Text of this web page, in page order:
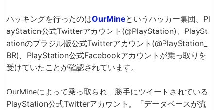
ハッキングを行ったのはOurMineというハッカー集団。Pl
ayStation公式Twitterアカウント(@PlayStation)、PlaySt
ationのブラジル版公式Twitterアカウント(@PlayStation_
BR)、PlayStation公式Facebookアカウントが乗っ取りを
受けていたことが確認されています。
OurMineによって乗っ取られ、勝手にツイートされている
PlayStation公式Twitterアカウント。「データベースが流